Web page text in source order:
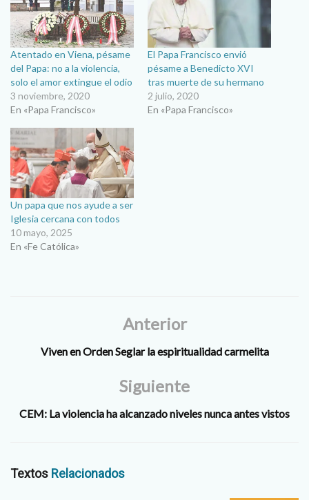
Atentado en Viena, pésame
del Papa: no a la violencia,
solo el amor extingue el odio
3 noviembre, 2020
En «Papa Francisco»
El Papa Francisco envió
pésame a Benedicto XVI
tras muerte de su hermano
2 julio, 2020
En «Papa Francisco»
Un papa que nos ayude a ser
Iglesia cercana con todos
10 mayo, 2025
En «Fe Católica»
Anterior
Viven en Orden Seglar la espiritualidad carmelita
Siguiente
CEM: La violencia ha alcanzado niveles nunca antes vistos
Textos Relacionados